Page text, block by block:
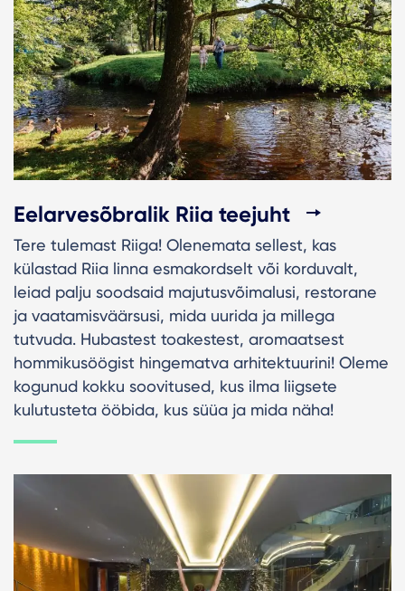
Eelarvesõbralik Riia teejuht
Tere tulemast Riiga! Olenemata sellest, kas
külastad Riia linna esmakordselt või korduvalt,
leiad palju soodsaid majutusvõimalusi, restorane
ja vaatamisväärsusi, mida uurida ja millega
tutvuda. Hubastest toakestest, aromaatsest
hommikusöögist hingematva arhitektuurini! Oleme
kogunud kokku soovitused, kus ilma liigsete
kulutusteta ööbida, kus süüa ja mida näha!